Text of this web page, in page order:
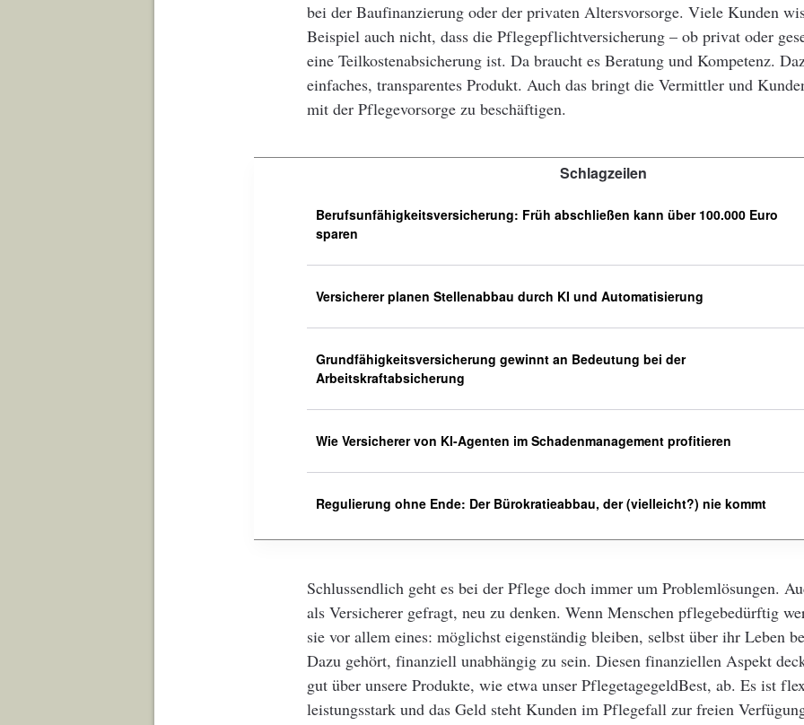
bei der Baufinanzierung oder der privaten Altersvorsorge. Viele Kunden
Beispiel auch nicht, dass die Pflegepflichtversicherung – ob privat oder
eine Teilkostenabsicherung ist. Da braucht es Beratung und Kompetenz.
einfaches, transparentes Produkt. Auch das bringt die Vermittler und
mit der Pflegevorsorge zu beschäftigen.
Schlagzeilen
Berufsunfähigkeitsversicherung: Früh abschließen kann über 100.000 Euro
sparen
Versicherer planen Stellenabbau durch KI und Automatisierung
Grundfähigkeitsversicherung gewinnt an Bedeutung bei der
Arbeitskraftabsicherung
Wie Versicherer von KI-Agenten im Schadenmanagement profitieren
Regulierung ohne Ende: Der Bürokratieabbau, der (vielleicht?) nie kommt
Schlussendlich geht es bei der Pflege doch immer um Problemlösungen.
als Versicherer gefragt, neu zu denken. Wenn Menschen pflegebedürftig
sie vor allem eines: möglichst eigenständig bleiben, selbst über ihr Leben
Dazu gehört, finanziell unabhängig zu sein. Diesen finanziellen Aspekt
gut über unsere Produkte, wie etwa unser PflegetagegeldBest, ab. Es ist
leistungsstark und das Geld steht Kunden im Pflegefall zur freien